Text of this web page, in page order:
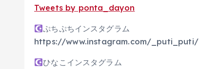
Tweets by ponta_dayon
ぷちぷちインスタグラム
https://www.instagram.com/_puti_puti/
ひなこインスタグラム